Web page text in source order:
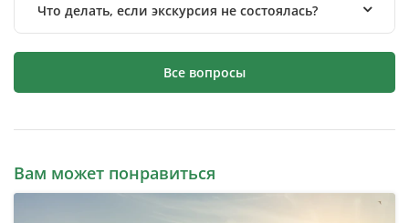
Что делать, если экскурсия не состоялась?
Все вопросы
Вам может понравиться